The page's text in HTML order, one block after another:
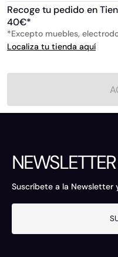
Recoge tu pedido en
40€*
*Excepto muebles,
Localiza tu tienda aquí
NEWSLETTER
Suscríbete a la Newsletter